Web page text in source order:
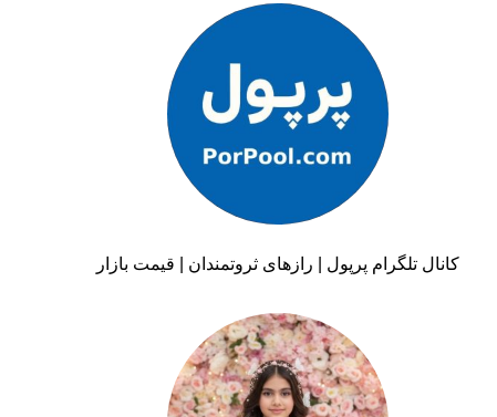
کانال تلگرام پرپول | رازهای ثروتمندان | قیمت بازار